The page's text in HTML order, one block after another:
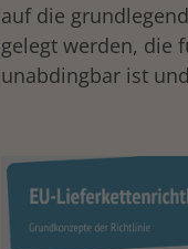
auf die
gelegt werden, die
unabdingbar ist